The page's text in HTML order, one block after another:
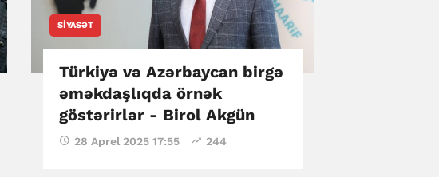
SIYASƏT
Türkiyə və Azərbaycan birgə
əməkdaşlıqda örnək
göstərirlər - Birol Akgün
28 Aprel 2025 17:55 244